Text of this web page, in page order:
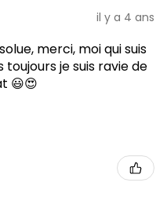
il y a 4 ans
merci, moi qui suis
je suis ravie de
😃😍